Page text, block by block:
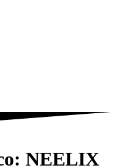
NEELIX